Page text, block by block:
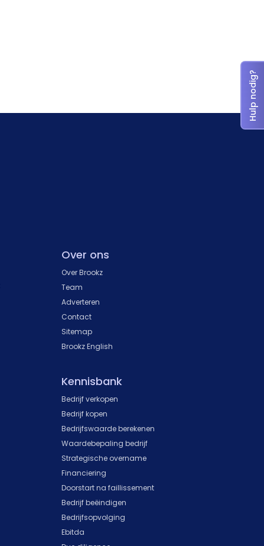
Over ons
Over Brookz
Team
Adverteren
Contact
Sitemap
Brookz English
Kennisbank
Bedrijf verkopen
Bedrijf kopen
Bedrijfswaarde berekenen
Waardebepaling bedrijf
Strategische overname
Financiering
Doorstart na faillissement
Bedrijf beëindigen
Bedrijfsopvolging
Ebitda
Hulp nodig?